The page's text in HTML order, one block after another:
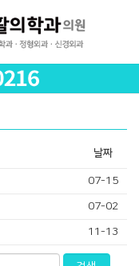
날짜
07-15
07-02
11-13